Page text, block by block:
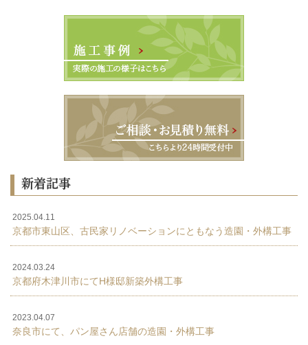
新着記事
2025.04.11
京都市東山区、古民家リノベーションにともなう造園・外構工事
2024.03.24
京都府木津川市にてH様邸新築外構工事
2023.04.07
奈良市にて、パン屋さん店舗の造園・外構工事